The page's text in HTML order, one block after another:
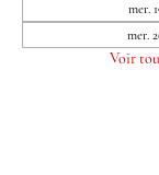
mer.
mer.
Voir